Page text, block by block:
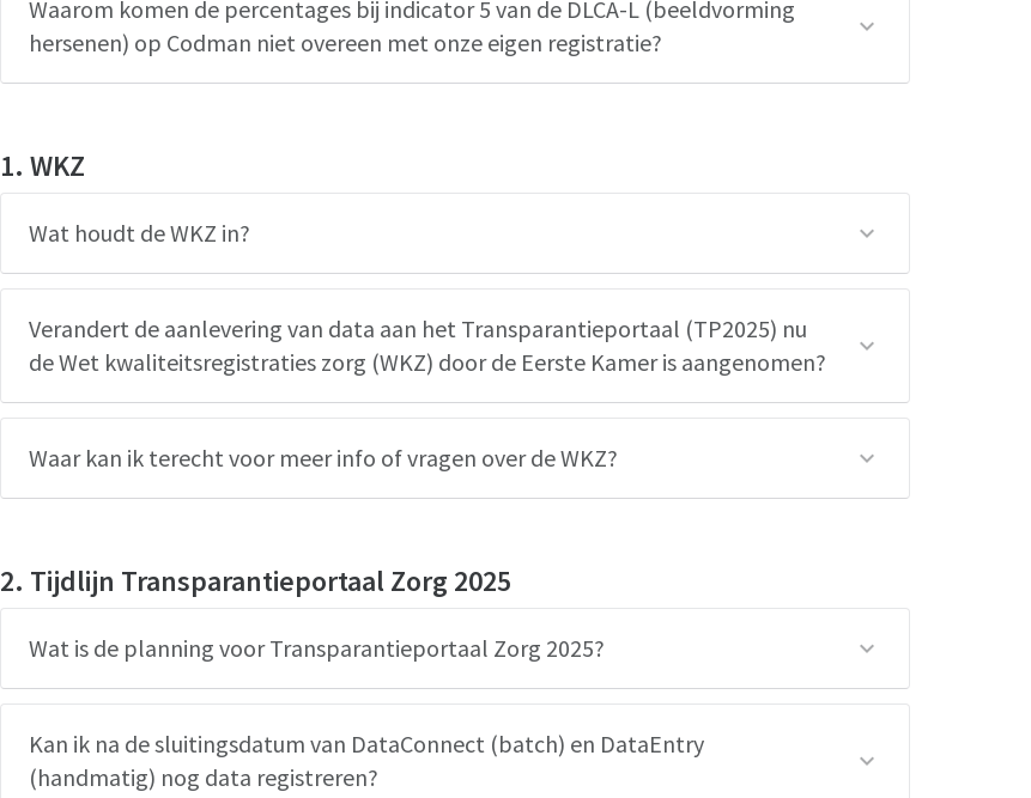
Waarom komen de percentages bij indicator 5 van de DLCA-L (beeldvorming
hersenen) op Codman niet overeen met onze eigen registratie?
1. WKZ
Wat houdt de WKZ in?
Verandert de aanlevering van data aan het Transparantieportaal (TP2025) nu
de Wet kwaliteitsregistraties zorg (WKZ) door de Eerste Kamer is aangenomen?
Waar kan ik terecht voor meer info of vragen over de WKZ?
2. Tijdlijn Transparantieportaal Zorg 2025
Wat is de planning voor Transparantieportaal Zorg 2025?
Kan ik na de sluitingsdatum van DataConnect (batch) en DataEntry
(handmatig) nog data registreren?